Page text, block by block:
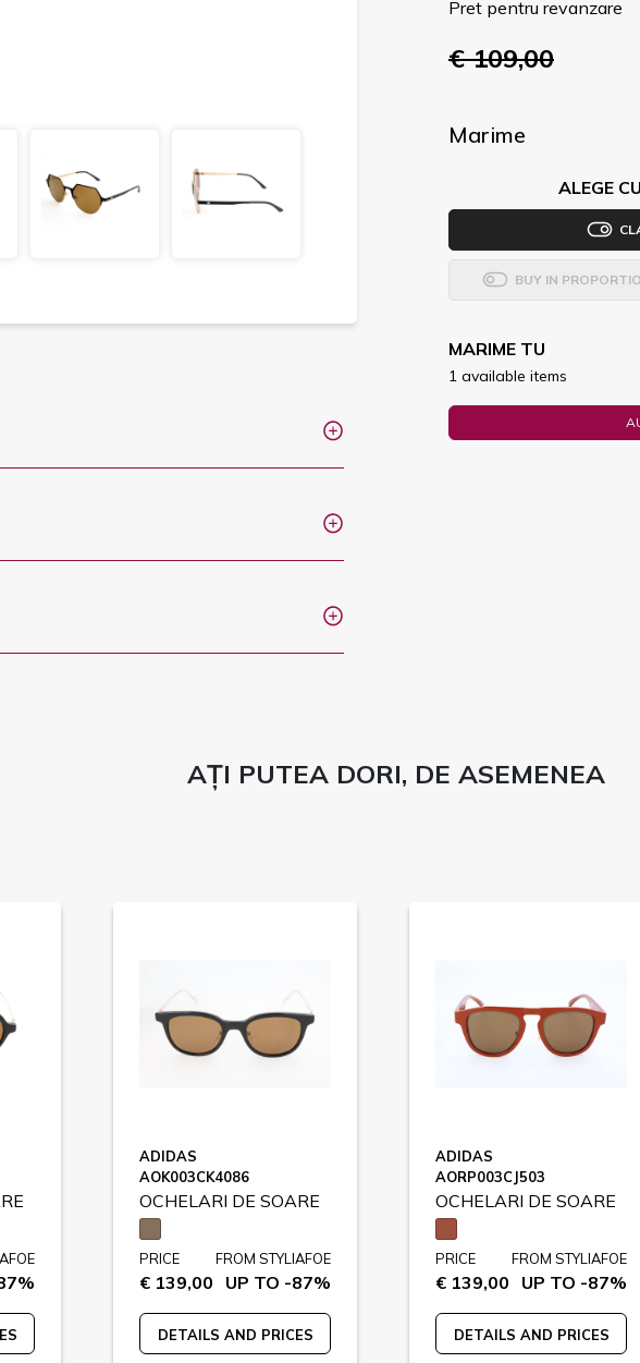
Pret pentru revanzare
€ 109,00
Marime
ALEGE
BUY IN
MARIME TU
1 available items
AȚI PUTEA DORI, DE ASEMENEA
ADIDAS
AOK003CK4086
OCHELARI DE SOARE
PRICE
€ 139,00
FROM STYLIAFOE
UP TO -87%
DETAILS AND PRICES
ADIDAS
AORP003CJ503
OCHELARI DE SOARE
PRICE
€ 139,00
FROM STYLIAFOE
UP TO -87%
DETAILS AND PRICES